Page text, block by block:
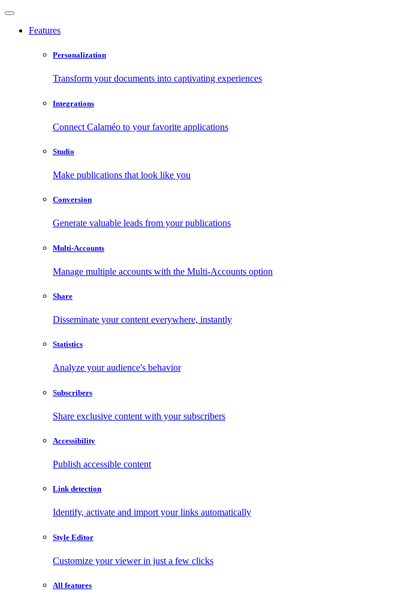
Features
Personalization
Transform your documents into captivating experiences
Integrations
Connect Calaméo to your favorite applications
Studio
Make publications that look like you
Conversion
Generate valuable leads from your publications
Multi-Accounts
Manage multiple accounts with the Multi-Accounts option
Share
Disseminate your content everywhere, instantly
Statistics
Analyze your audience's behavior
Subscribers
Share exclusive content with your subscribers
Accessibility
Publish accessible content
Link detection
Identify, activate and import your links automatically
Style Editor
Customize your viewer in just a few clicks
All features